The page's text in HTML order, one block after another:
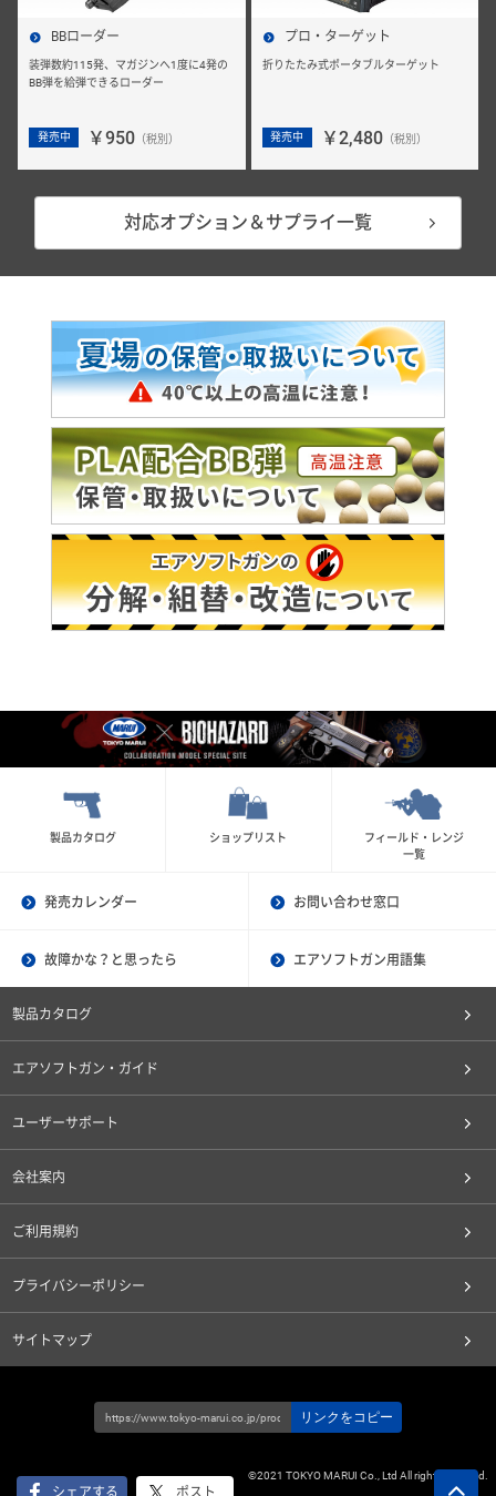
BBローダー
装弾数約115発、マガジンへ1度に4発の
BB弾を給弾できるローダー
発売中 ￥950 （税別）
プロ・ターゲット
折りたたみ式ポータブルターゲット
発売中 ￥2,480（税別）
対応オプション＆サプライ一覧
製品カタログ ショップリスト
フィールド・レンジ
一覧
発売カレンダー お問い合わせ窓口
故障かな？と思ったら エアソフトガン用語集
製品カタログ
エアソフトガン・ガイド
ユーザーサポート
会社案内
ご利用規約
プライバシーポリシー
サイトマップ
©2021 TOKYO MARUI Co., Ltd All rights reserved.
リンクをコピー
シェアする ポスト